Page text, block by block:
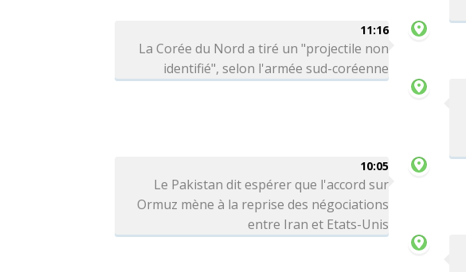
11:16
La Corée du Nord a tiré un "projectile non
identifié", selon l'armée sud-coréenne
10:05
Le Pakistan dit espérer que l'accord sur
Ormuz mène à la reprise des négociations
entre Iran et Etats-Unis